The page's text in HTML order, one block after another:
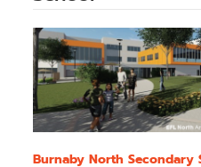
Burnaby North Secondary